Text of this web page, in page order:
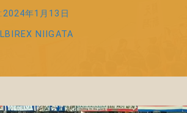
年1月13日
NIIGATA